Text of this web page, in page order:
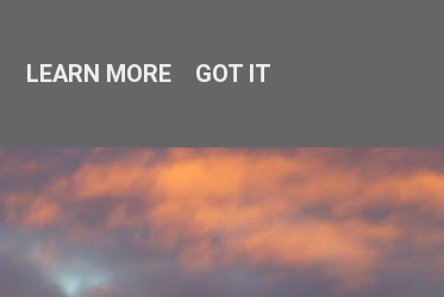
LEARN MORE GOT IT